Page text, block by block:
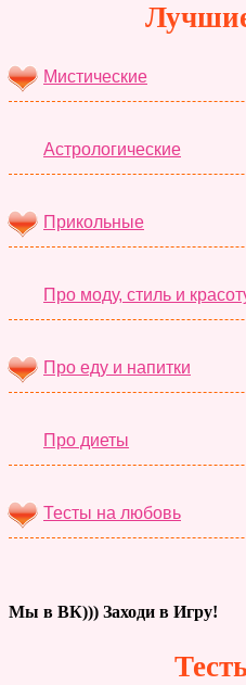
Мистические
Астрологические
Прикольные
Про моду, стиль и
Про еду и напитки
Про диеты
Тесты на любовь
Мы в ВК))) Заходи в Игру!